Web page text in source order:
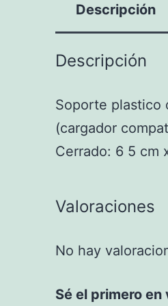
Descripción
Descripción
Soporte plastico
(cargador
Cerrado: 6 5 cm
Valoraciones
No hay
Sé el primero en